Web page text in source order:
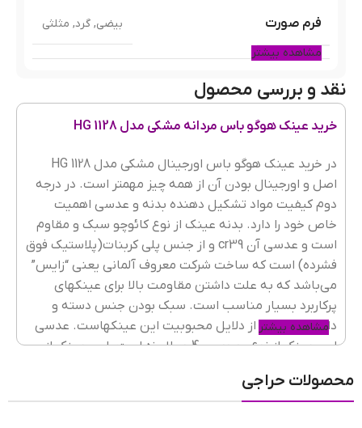
فرم صورت بیضی, گرد, مثلثی
رنگ فریم
جنس فریم کائوچو
شکل فریم مربع
عرض فریم 129mm
مشاهده بیشتر
نقد و بررسی محصول
خرید عینک هوگو باس مردانه مشکی مدل HG 1128
در خرید عینک هوگو باس اورجینال مشکی مدل HG 1128
اصل و اورجینال بودن آن از همه چیز مهمتر است. در درجه
دوم کیفیت مواد تشکیل دهنده بدنه و عدسی اهمیت
خاص خود را دارد. بدنه عینک از نوع کائوچو سبک و مقاوم
است و عدسی آن cr39 و از جنس پلی کربنات(پلاستیک فوق
فشرده) است که ساخت شرکت معروف آلمانی یعنی “زایس”
می‌باشد که به علت داشتن مقاومت بالا برای عینکهای
پرکاربرد بسیار مناسب است. سبک بودن جنس دسته و
داشتن انعطاف از دلایل محبوبیت این عینکهاست. عدسی
این عینک از نوع یو وی 400 و پلاریزه است. این عینک از
است. در خرید عینک دودی
مشاهده بیشتر
محصولات حراجی